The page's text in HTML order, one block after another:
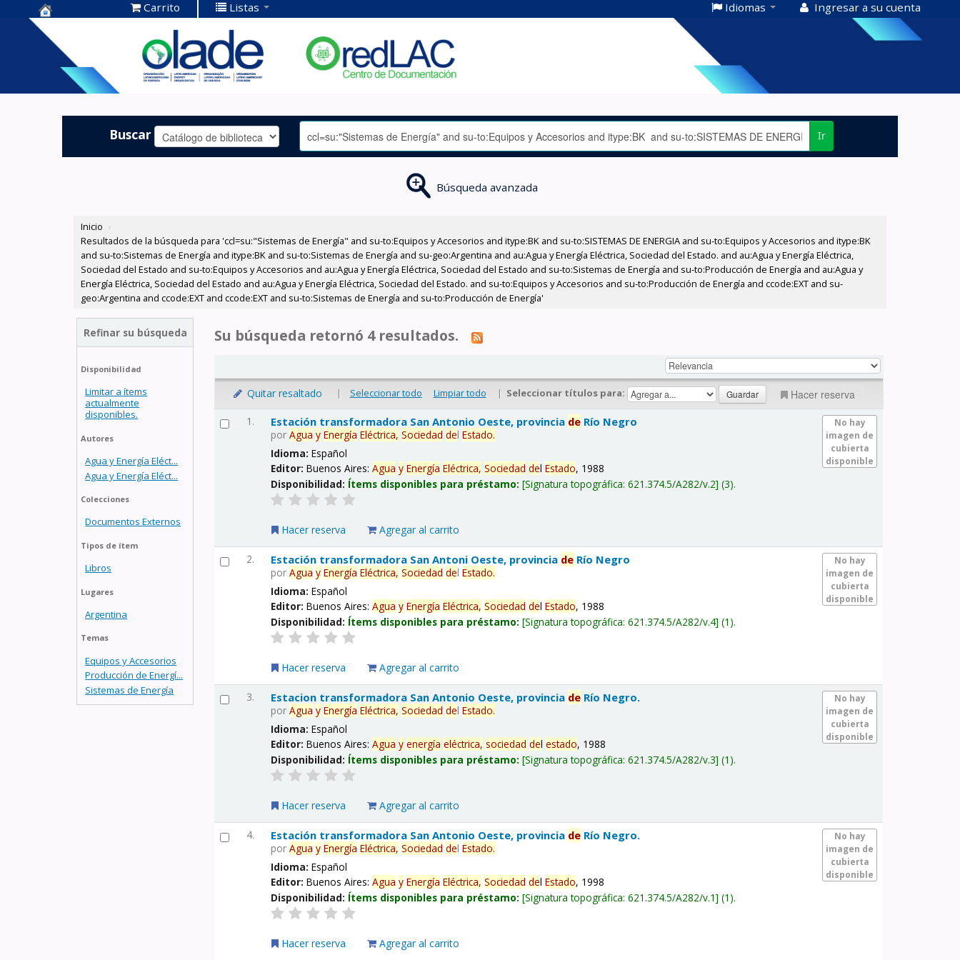
Centro de
Documentación
OLADE -
Carrito Listas Idiomas Ingresar a su cuenta
Buscar Ir
Búsqueda avanzada
Inicio ›
Resultados de la búsqueda para 'ccl=su:"Sistemas de Energía" and su-to:Equipos y Accesorios and itype:BK and su-to:SISTEMAS DE ENERGIA and su-to:Equipos y Accesorios and itype:BK
and su-to:Sistemas de Energía and itype:BK and su-to:Sistemas de Energía and su-geo:Argentina and au:Agua y Energía Eléctrica, Sociedad del Estado. and au:Agua y Energía Eléctrica,
Sociedad del Estado and su-to:Equipos y Accesorios and au:Agua y Energía Eléctrica, Sociedad del Estado and su-to:Sistemas de Energía and su-to:Producción de Energía and au:Agua y
Energía Eléctrica, Sociedad del Estado and au:Agua y Energía Eléctrica, Sociedad del Estado. and su-to:Equipos y Accesorios and su-to:Producción de Energía and ccode:EXT and su-
geo:Argentina and ccode:EXT and ccode:EXT and su-to:Sistemas de Energía and su-to:Producción de Energía'
Refinar su búsqueda
Disponibilidad
Limitar a ítems
actualmente
disponibles.
Autores
Agua y Energía Eléct...
Agua y Energía Eléct...
Colecciones
Documentos Externos
Tipos de ítem
Libros
Lugares
Argentina
Temas
Equipos y Accesorios
Producción de Energí...
Sistemas de Energía
Su búsqueda retornó 4 resultados.
Quitar resaltado | Seleccionar todo Limpiar todo | Seleccionar títulos para: Hacer reserva
1.
No hay
imagen de
cubierta
disponible
Estación transformadora San Antonio Oeste, provincia de Río Negro
porAgua y Energía Eléctrica, Sociedad delEstado.
Idioma:Español
Editor:Buenos Aires:Agua y Energía Eléctrica, Sociedad delEstado, 1988
Disponibilidad: Ítems disponibles para préstamo: Signatura topográfica:621.374.5/A282/v.2 (3).
Hacer reserva Agregar al carrito
2.
No hay
imagen de
cubierta
disponible
Estación transformadora San Antoni Oeste, provincia de Río Negro
porAgua y Energía Eléctrica, Sociedad delEstado.
Idioma:Español
Editor:Buenos Aires:Agua y Energía Eléctrica, Sociedad delEstado, 1988
Disponibilidad: Ítems disponibles para préstamo: Signatura topográfica:621.374.5/A282/v.4 (1).
Hacer reserva Agregar al carrito
3.
No hay
imagen de
cubierta
disponible
Estacion transformadora San Antonio Oeste, provincia de Río Negro.
porAgua y Energía Eléctrica, Sociedad delEstado.
Idioma:Español
Editor:Buenos Aires:Agua y energía eléctrica, sociedad delestado, 1988
Disponibilidad: Ítems disponibles para préstamo: Signatura topográfica:621.374.5/A282/v.3 (1).
Hacer reserva Agregar al carrito
4.
No hay
imagen de
cubierta
disponible
Estación transformadora San Antonio Oeste, provincia de Río Negro.
porAgua y Energía Eléctrica, Sociedad delEstado.
Idioma:Español
Editor:Buenos Aires:Agua y Energía Eléctrica, Sociedad delEstado, 1998
Disponibilidad: Ítems disponibles para préstamo: Signatura topográfica:621.374.5/A282/v.1 (1).
Hacer reserva Agregar al carrito